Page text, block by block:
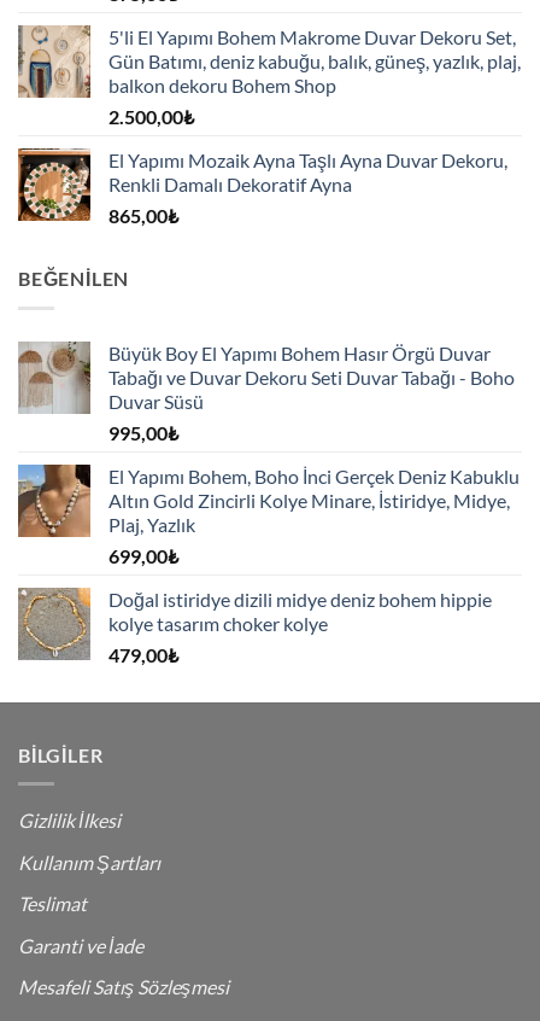
5'li El Yapımı Bohem Makrome Duvar Dekoru Set,
Gün Batımı, deniz kabuğu, balık, güneş, yazlık, plaj,
balkon dekoru Bohem Shop
2.500,00₺
El Yapımı Mozaik Ayna Taşlı Ayna Duvar Dekoru,
Renkli Damalı Dekoratif Ayna
865,00₺
BEĞENILEN
Büyük Boy El Yapımı Bohem Hasır Örgü Duvar
Tabağı ve Duvar Dekoru Seti Duvar Tabağı - Boho
Duvar Süsü
995,00₺
El Yapımı Bohem, Boho İnci Gerçek Deniz Kabuklu
Altın Gold Zincirli Kolye Minare, İstiridye, Midye,
Plaj, Yazlık
699,00₺
Doğal istiridye dizili midye deniz bohem hippie
kolye tasarım choker kolye
479,00₺
BILGILER
Gizlilik İlkesi
Kullanım Şartları
Teslimat
Garanti ve İade
Mesafeli Satış Sözleşmesi